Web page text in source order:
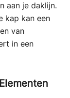
aan je daklijn.
kap kan een
van
in een